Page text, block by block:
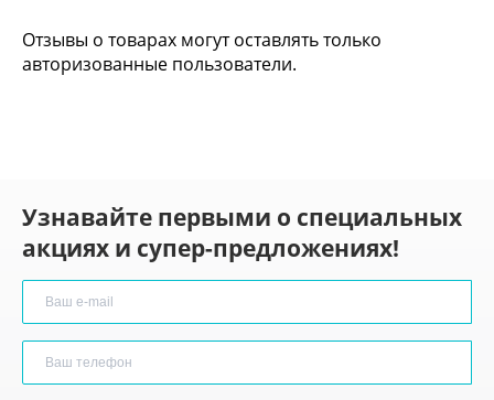
Отзывы о товарах могут оставлять только
авторизованные пользователи.
Узнавайте первыми о специальных
акциях и супер-предложениях!